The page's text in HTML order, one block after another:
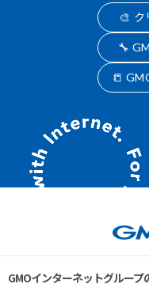
🎨 ク
🔧
📒
GMOインターネットグルー